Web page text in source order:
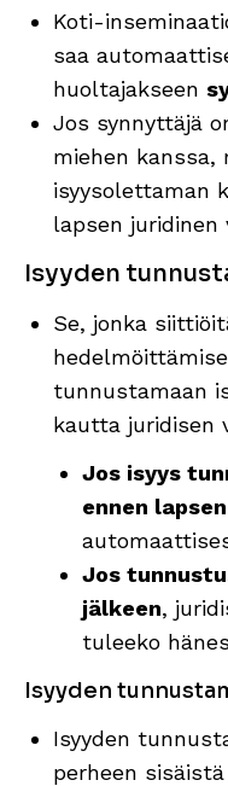
Koti-
saa
huoltajakseen
Jos synnyttäjä
miehen kanssa,
isyysolettaman
lapsen juridinen
Isyyden
Se, jonka
tunnustamaan
kautta juridisen
Jos isyys
ennen
Jos
jälkeen,
tuleeko
Isyyden
Isyyden
perheen